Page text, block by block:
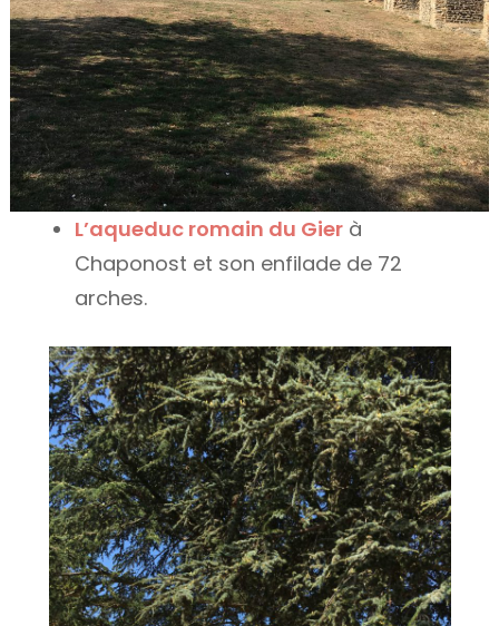
L’aqueduc romain du Gierà
Chaponost et son enfilade de 72
arches.